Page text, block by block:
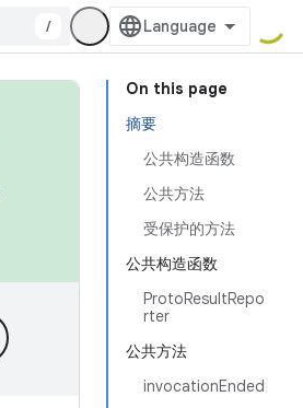
/
On this page
摘要
公共构造函数
公共方法
受保护的方法
公共构造函数
ProtoResultRepo
rter
公共方法
invocationEnded